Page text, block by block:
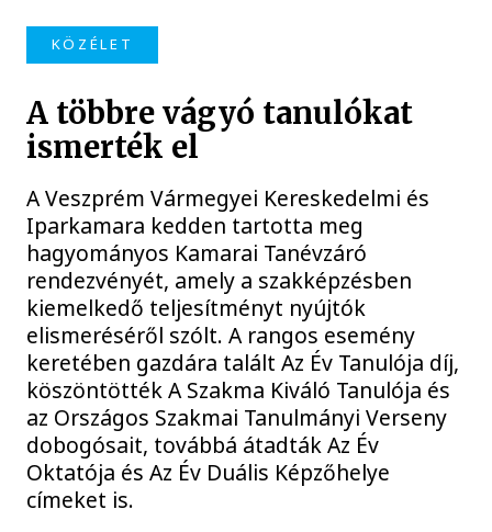
KÖZÉLET
A többre vágyó tanulókat
ismerték el
A Veszprém Vármegyei Kereskedelmi és
Iparkamara kedden tartotta meg
hagyományos Kamarai Tanévzáró
rendezvényét, amely a szakképzésben
kiemelkedő teljesítményt nyújtók
elismeréséről szólt. A rangos esemény
keretében gazdára talált Az Év Tanulója díj,
köszöntötték A Szakma Kiváló Tanulója és
az Országos Szakmai Tanulmányi Verseny
dobogósait, továbbá átadták Az Év
Oktatója és Az Év Duális Képzőhelye
címeket is.